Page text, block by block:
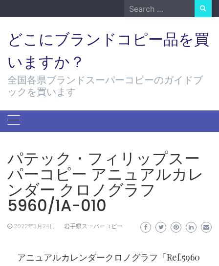
to
Search
for:
どこにブランドコピー品を買
いますか？
全国各県ブランドスーパーコピーのガイドブ
ックを買います
パテック・フィリップスー
パーコピー アニュアルカレ
ンダー クロノグラフ
5960/1A-010
2022年3月24日 岩手県スーパーコピー
アニュアルカレンダークロノグラフ「Ref.5960